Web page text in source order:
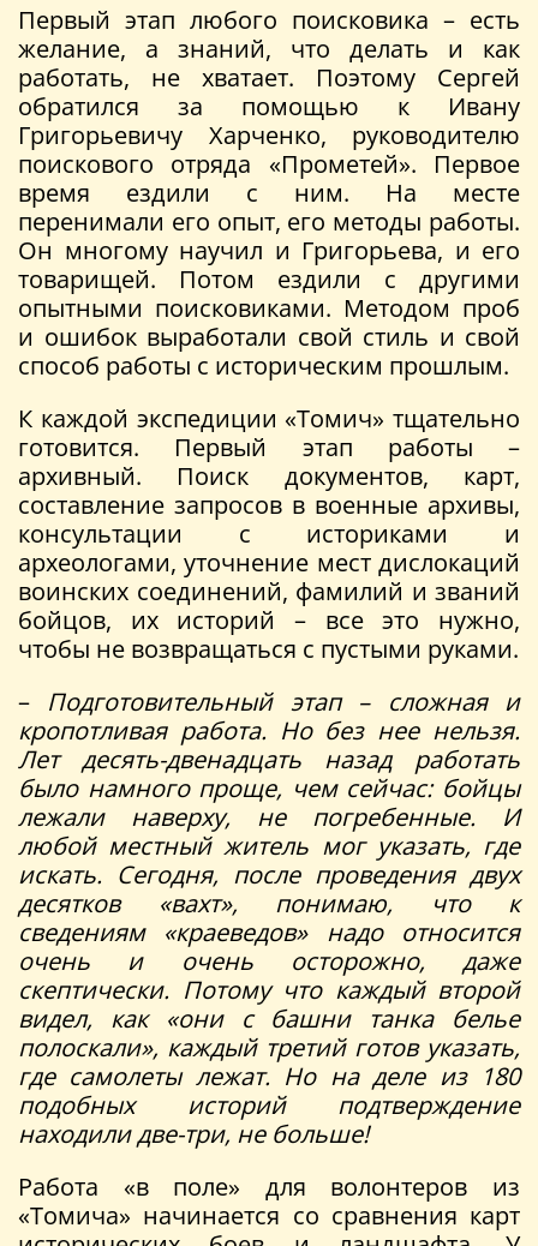
Первый этап любого поисковика – есть
желание, а знаний, что делать и как
работать, не хватает. Поэтому Сергей
обратился за помощью к Ивану
Григорьевичу Харченко, руководителю
поискового отряда «Прометей». Первое
время ездили с ним. На месте
перенимали его опыт, его методы работы.
Он многому научил и Григорьева, и его
товарищей. Потом ездили с другими
опытными поисковиками. Методом проб
и ошибок выработали свой стиль и свой
способ работы с историческим прошлым.
К каждой экспедиции «Томич» тщательно
готовится. Первый этап работы –
архивный. Поиск документов, карт,
составление запросов в военные архивы,
консультации с историками и
археологами, уточнение мест дислокаций
воинских соединений, фамилий и званий
бойцов, их историй – все это нужно,
чтобы не возвращаться с пустыми руками.
– Подготовительный этап – сложная и
кропотливая работа. Но без нее нельзя.
Лет десять-двенадцать назад работать
было намного проще, чем сейчас: бойцы
лежали наверху, не погребенные. И
любой местный житель мог указать, где
искать. Сегодня, после проведения двух
десятков «вахт», понимаю, что к
сведениям «краеведов» надо относится
очень и очень осторожно, даже
скептически. Потому что каждый второй
видел, как «они с башни танка белье
полоскали», каждый третий готов указать,
где самолеты лежат. Но на деле из 180
подобных историй подтверждение
находили две-три, не больше!
Работа «в поле» для волонтеров из
«Томича» начинается со сравнения карт